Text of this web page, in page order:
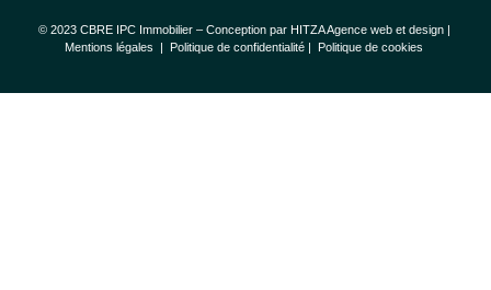
© 2023 CBRE IPC Immobilier – Conception par HITZA Agence web et design|
Mentions légales | Politique de confidentialité | Politique de cookies